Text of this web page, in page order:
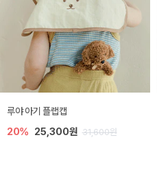
루야 아기 플랩캡
20% 25,300원 31,600원